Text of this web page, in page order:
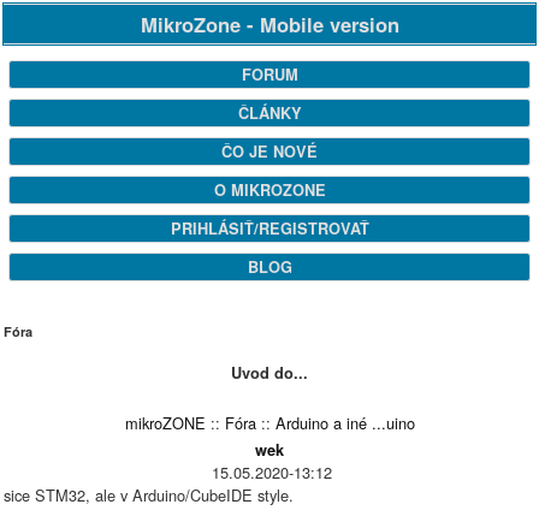
MikroZone - Mobile version
FORUM
ČLÁNKY
ČO JE NOVÉ
O MIKROZONE
PRIHLÁSIŤ/REGISTROVAŤ
BLOG
Fóra
Uvod do...
mikroZONE :: Fóra:: Arduino a iné ...uino
wek
15.05.2020-13:12
sice STM32, ale v Arduino/CubeIDE style.